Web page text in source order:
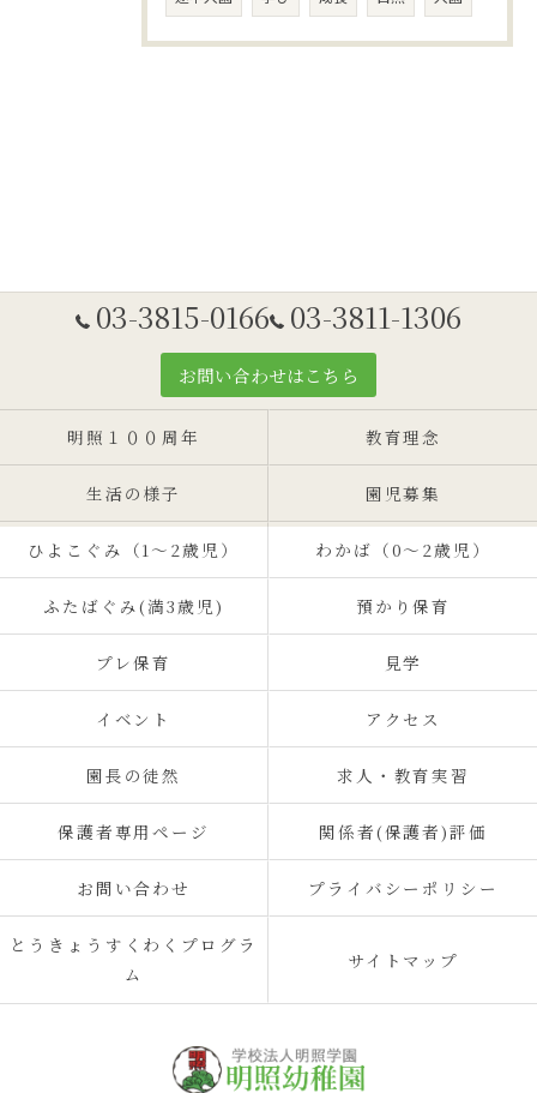
03-3815-0166 03-3811-1306
お問い合わせはこちら
明照１００周年 教育理念
生活の様子 園児募集
ひよこぐみ（1〜2歳児） わかば（0～2歳児）
ふたばぐみ(満3歳児) 預かり保育
プレ保育 見学
イベント アクセス
園長の徒然 求人・教育実習
保護者専用ページ 関係者(保護者)評価
お問い合わせ プライバシーポリシー
とうきょうすくわくプログラ
ム
サイトマップ